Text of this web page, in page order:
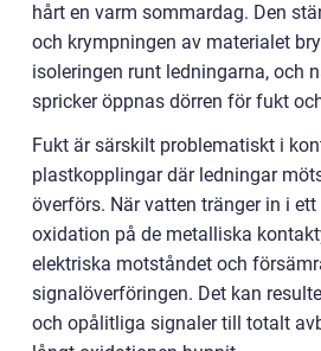
hårt en varm sommardag. Den
och krympningen av materialet
isoleringen runt ledningarna, och
spricker öppnas dörren för fukt
Fukt är särskilt problematiskt i
plastkopplingar där ledningar
överförs. När vatten tränger in i
oxidation på de metalliska
elektriska motståndet och
signalöverföringen. Det kan
och opålitliga signaler till totalt